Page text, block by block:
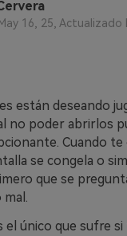
16, 25, Actualizado
están deseando
no poder abrirlos
Cuando
se congela o
que se
mal.
el único que sufre